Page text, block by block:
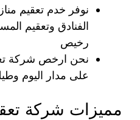
نوفر خدم تعقيم
الفنادق وتعقيم
رخيص
نحن ارخص شركة
على مدار اليوم
مميزات شركة